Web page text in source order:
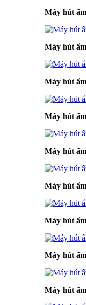
Máy hút
Máy hút
Máy hút
Máy hút
Máy hút
Máy hút
Máy hút
Máy hút
Máy hút